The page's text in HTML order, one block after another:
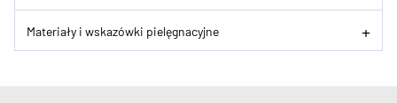
Materiały i wskazówki pielęgnacyjne